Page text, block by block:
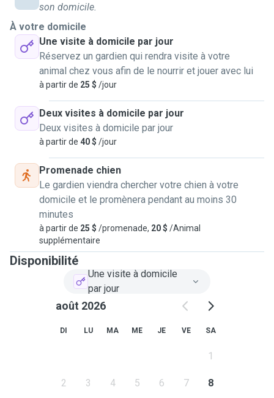
safer and secure to focus my attention on keeping one dog
safe and ensuring they have the most fun and exercise! I'm
happy to meet beforehand and discuss specifics and let
your pets sniff me up and see if I pass their test!
son domicile.
À votre domicile
Une visite à domicile par jour
Réservez un gardien qui rendra visite à votre
animal chez vous afin de le nourrir et jouer avec lui
à partir de 25 $ /jour
Deux visites à domicile par jour
Deux visites à domicile par jour
à partir de 40 $ /jour
Promenade chien
Le gardien viendra chercher votre chien à votre
domicile et le promènera pendant au moins 30
minutes
à partir de 25 $ /promenade, 20 $ /Animal
supplémentaire
Disponibilité
Une visite à domicile
par jour
août 2026
DI LU MA ME JE VE SA
1
2 3 4 5 6 7 8